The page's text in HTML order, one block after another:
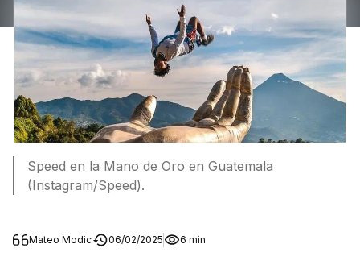
Speed en la Mano de Oro en Guatemala
(Instagram/Speed).
Mateo Modic 06/02/2025 6 min